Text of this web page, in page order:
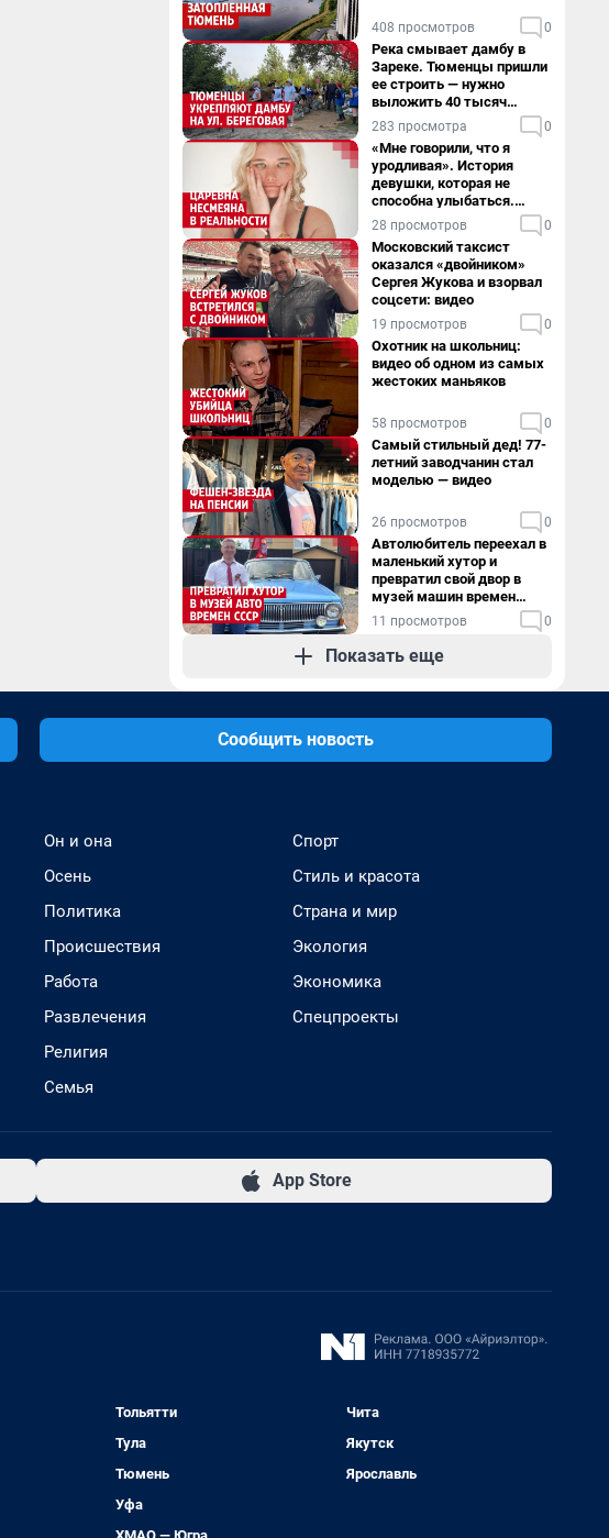
408 просмотров 0
Река смывает дамбу в
Зареке. Тюменцы пришли
ее строить — нужно
выложить 40 тысяч
мешков за сутки
283 просмотра 0
«Мне говорили, что я
уродливая». История
девушки, которая не
способна улыбаться.
Видео
28 просмотров 0
Московский таксист
оказался «двойником»
Сергея Жукова и взорвал
соцсети: видео
19 просмотров 0
Охотник на школьниц:
видео об одном из самых
жестоких маньяков
58 просмотров 0
Самый стильный дед! 77-
летний заводчанин стал
моделью — видео
26 просмотров 0
Автолюбитель переехал в
маленький хутор и
превратил свой двор в
музей машин времен
СССР. Видео
11 просмотров 0
Показать еще
Сообщить новость
Он и она
Осень
Политика
Происшествия
Работа
Развлечения
Религия
Семья
Спорт
Стиль и красота
Страна и мир
Экология
Экономика
Спецпроекты
App Store
Тольятти
Тула
Тюмень
Уфа
Чита
Якутск
Ярославль